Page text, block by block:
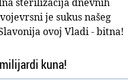
je sukus našeg
ovoj Vladi - bitna!
kuna!